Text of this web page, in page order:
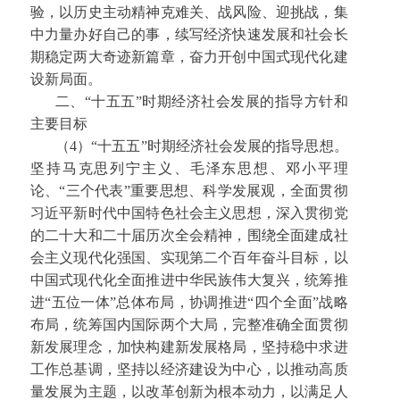
验，以历史主动精神克难关、战风险、迎挑战，集
中力量办好自己的事，续写经济快速发展和社会长
期稳定两大奇迹新篇章，奋力开创中国式现代化建
设新局面。
二、“十五五”时期经济社会发展的指导方针和
主要目标
（4）“十五五”时期经济社会发展的指导思想。
坚持马克思列宁主义、毛泽东思想、邓小平理
论、“三个代表”重要思想、科学发展观，全面贯彻
习近平新时代中国特色社会主义思想，深入贯彻党
的二十大和二十届历次全会精神，围绕全面建成社
会主义现代化强国、实现第二个百年奋斗目标，以
中国式现代化全面推进中华民族伟大复兴，统筹推
进“五位一体”总体布局，协调推进“四个全面”战略
布局，统筹国内国际两个大局，完整准确全面贯彻
新发展理念，加快构建新发展格局，坚持稳中求进
工作总基调，坚持以经济建设为中心，以推动高质
量发展为主题，以改革创新为根本动力，以满足人